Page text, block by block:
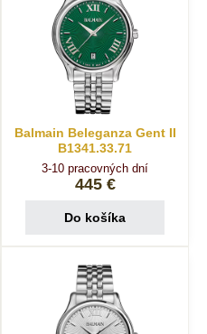
Balmain Beleganza Gent II
B1341.33.71
3-10 pracovných dní
445 €
Do košíka